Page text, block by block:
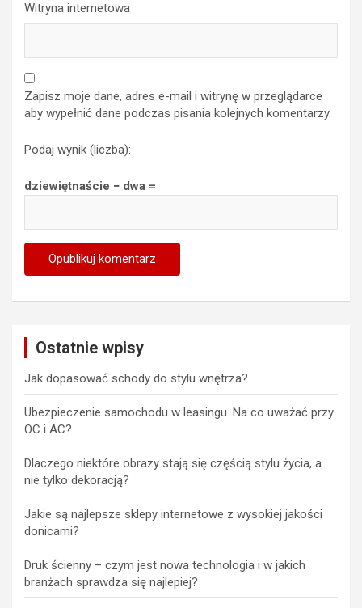
Witryna internetowa
Zapisz moje dane, adres e-mail i witrynę w przeglądarce
aby wypełnić dane podczas pisania kolejnych komentarzy.
Podaj wynik (liczba):
dziewiętnaście − dwa =
Ostatnie wpisy
Jak dopasować schody do stylu wnętrza?
Ubezpieczenie samochodu w leasingu. Na co uważać przy
OC i AC?
Dlaczego niektóre obrazy stają się częścią stylu życia, a
nie tylko dekoracją?
Jakie są najlepsze sklepy internetowe z wysokiej jakości
donicami?
Druk ścienny – czym jest nowa technologia i w jakich
branżach sprawdza się najlepiej?